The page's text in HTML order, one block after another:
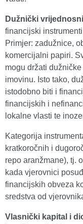
Dužnički
financijski
Primjer: zadužnice,
komercijalni papiri.
mogu držati
imovinu. Isto tako,
istodobno biti i
financijskih i
lokalne vlasti te
Kategorija
kratkoročnih i
repo aranžmane), tj.
kada vjerovnici
financijskih obveza
sredstva od
Vlasnički kapital i